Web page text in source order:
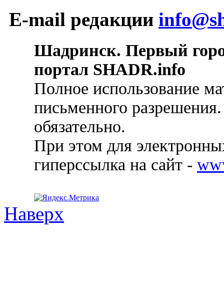
E-mail редакции
Шадринск. Первый
портал SHADR.info
Полное использование
письменного
обязательно.
При этом для
гиперссылка на сайт -
Наверх